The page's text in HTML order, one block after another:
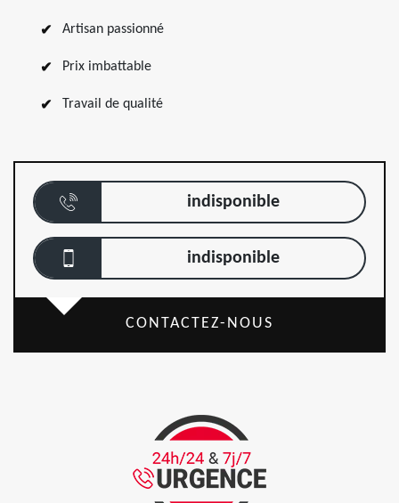
Artisan passionné
Prix imbattable
Travail de qualité
indisponible
indisponible
CONTACTEZ-NOUS